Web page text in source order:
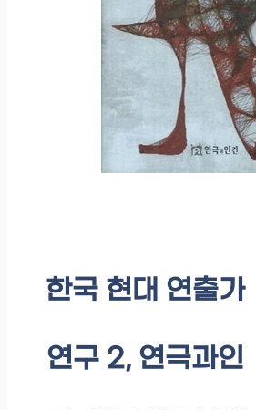
한국 현대 연출가
연구 2, 연극과인